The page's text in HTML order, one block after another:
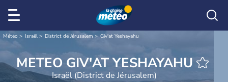
Météo Israël District de Jérusalem Giv'at Yeshayahu
METEO GIV'AT YESHAYAHU
Israël (District de Jérusalem)